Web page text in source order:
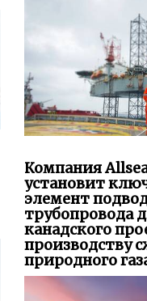
Компания
установит
элемент
трубопровода
канадского
производству
природного